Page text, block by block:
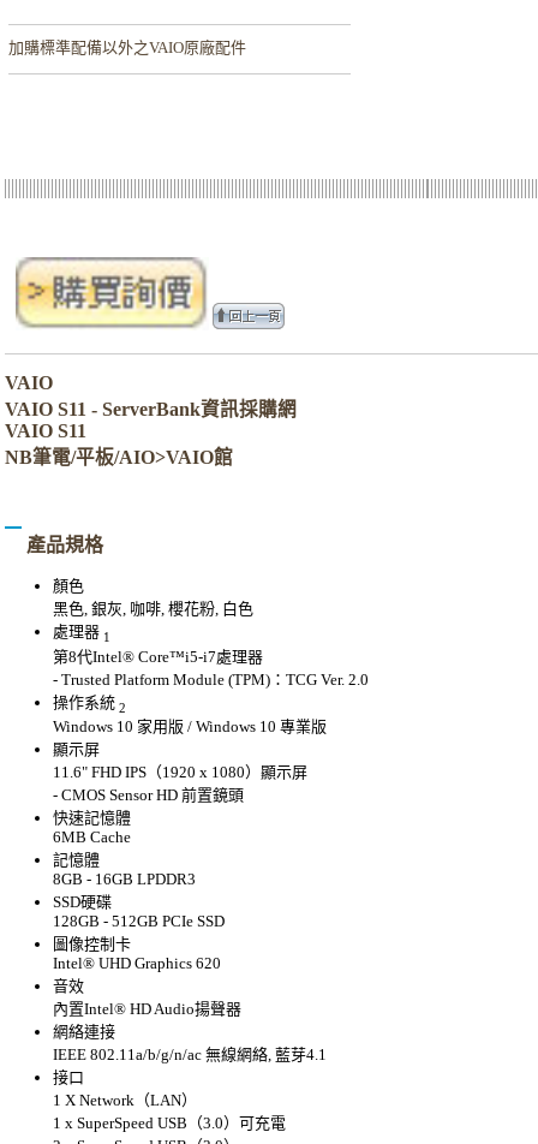
加購標準配備以外之VAIO原廠配件
VAIO
VAIO S11 - ServerBank資訊採購網
VAIO S11
NB筆電/平板/AIO>VAIO館
產品規格
顏色
黑色, 銀灰, 咖啡, 櫻花粉, 白色
處理器 1
第8代Intel® Core™i5-i7處理器
- Trusted Platform Module (TPM)：TCG Ver. 2.0
操作系統 2
Windows 10 家用版 / Windows 10 專業版
顯示屏
11.6" FHD IPS（1920 x 1080）顯示屏
- CMOS Sensor HD 前置鏡頭
快速記憶體
6MB Cache
記憶體
8GB - 16GB LPDDR3
SSD硬碟
128GB - 512GB PCIe SSD
圖像控制卡
Intel® UHD Graphics 620
音效
內置Intel® HD Audio揚聲器
網絡連接
IEEE 802.11a/b/g/n/ac 無線網絡, 藍芽4.1
接口
1 X Network（LAN）
1 x SuperSpeed USB（3.0）可充電